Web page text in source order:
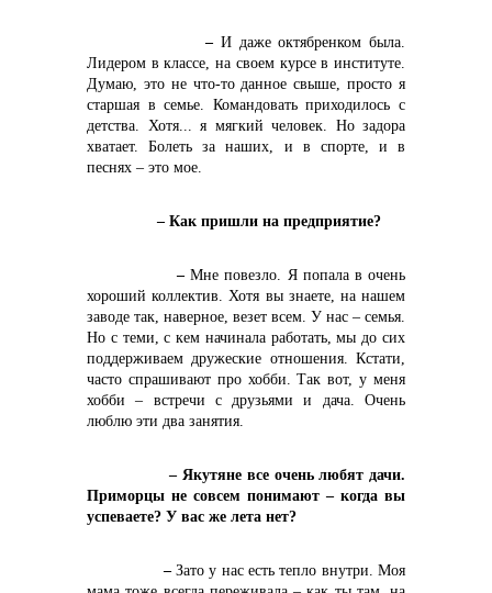
– И даже октябренком была.
Лидером в классе, на своем курсе в институте.
Думаю, это не что-то данное свыше, просто я
старшая в семье. Командовать приходилось с
детства. Хотя... я мягкий человек. Но задора
хватает. Болеть за наших, и в спорте, и в
песнях – это мое.
– Как пришли на предприятие?
–Мне повезло. Я попала в очень
хороший коллектив. Хотя вы знаете, на нашем
заводе так, наверное, везет всем. У нас – семья.
Но с теми, с кем начинала работать, мы до сих
поддерживаем дружеские отношения. Кстати,
часто спрашивают про хобби. Так вот, у меня
хобби – встречи с друзьями и дача. Очень
люблю эти два занятия.
– Якутяне все очень любят дачи.
Приморцы не совсем понимают – когда вы
успеваете? У вас же лета нет?
– Зато у нас есть тепло внутри. Моя